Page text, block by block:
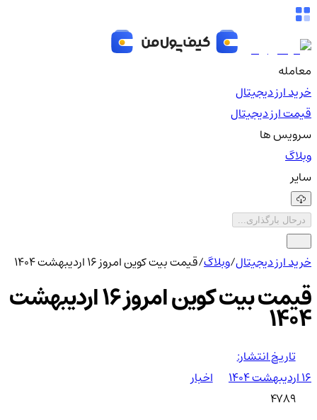
معامله
خرید ارز دیجیتال
قیمت ارز دیجیتال
سرویس ها
وبلاگ
سایر
درحال بارگذاری...
خرید ارز دیجیتال/وبلاگ/قیمت بیت کوین امروز ۱۶ اردیبهشت ۱۴۰۴
قیمت بیت کوین امروز ۱۶ اردیبهشت
۱۴۰۴
تاریخ انتشار:
۱۶ اردیبهشت ۱۴۰۴
اخبار
4789